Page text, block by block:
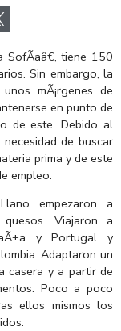
tiene 150
Sin embargo, la
mÃ¡rgenes de
en punto de
de este. Debido al
de buscar
prima y de este
empleo.
empezaron a
Viajaron a
y Portugal y
Adaptaron un
casera y a partir de
Poco a poco
ellos mismos los